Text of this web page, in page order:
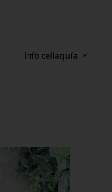
Info celiaquía